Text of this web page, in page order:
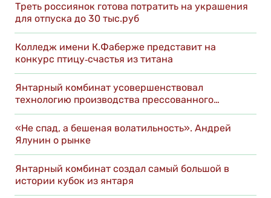
Треть россиянок готова потратить на украшения
для отпуска до 30 тыс.руб
Колледж имени К.Фаберже представит на
конкурс птицу‑счастья из титана
Янтарный комбинат усовершенствовал
технологию производства прессованного…
«Не спад, а бешеная волатильность». Андрей
Ялунин о рынке
Янтарный комбинат создал самый большой в
истории кубок из янтаря